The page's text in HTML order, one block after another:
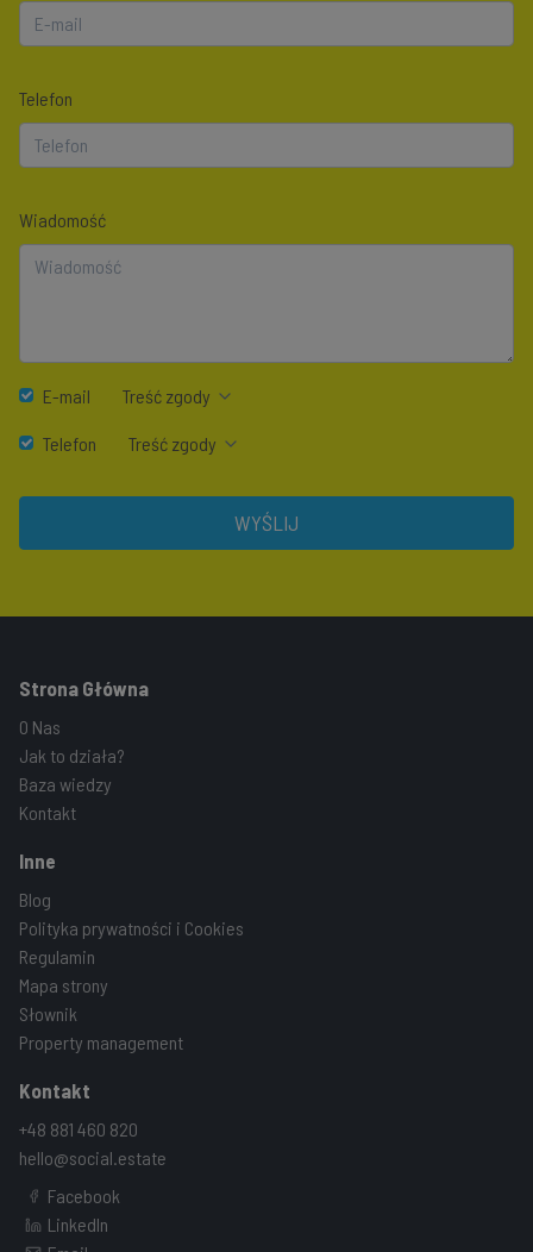
Telefon
Wiadomość
E-mail Treść zgody
Telefon Treść zgody
WYŚLIJ
Strona Główna
O Nas
Jak to działa?
Baza wiedzy
Kontakt
Inne
Blog
Polityka prywatności i Cookies
Regulamin
Mapa strony
Słownik
Property management
Kontakt
+48 881 460 820
hello@social.estate
Facebook
LinkedIn